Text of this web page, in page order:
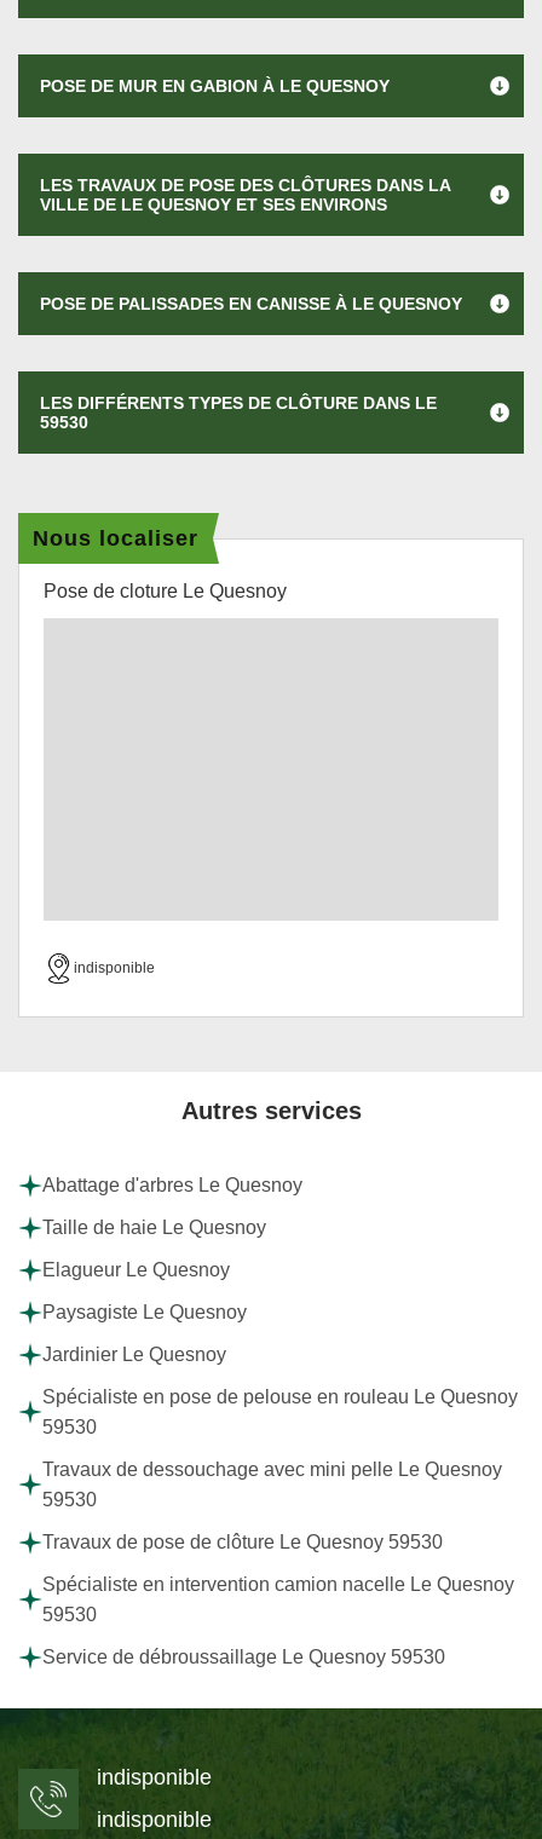
POSE DE MUR EN GABION À LE QUESNOY
LES TRAVAUX DE POSE DES CLÔTURES DANS LA
VILLE DE LE QUESNOY ET SES ENVIRONS
POSE DE PALISSADES EN CANISSE À LE QUESNOY
LES DIFFÉRENTS TYPES DE CLÔTURE DANS LE
59530
Nous localiser
Pose de cloture Le Quesnoy
indisponible
Autres services
Abattage d'arbres Le Quesnoy
Taille de haie Le Quesnoy
Elagueur Le Quesnoy
Paysagiste Le Quesnoy
Jardinier Le Quesnoy
Spécialiste en pose de pelouse en rouleau Le Quesnoy
59530
Travaux de dessouchage avec mini pelle Le Quesnoy
59530
Travaux de pose de clôture Le Quesnoy 59530
Spécialiste en intervention camion nacelle Le Quesnoy
59530
Service de débroussaillage Le Quesnoy 59530
indisponible
indisponible